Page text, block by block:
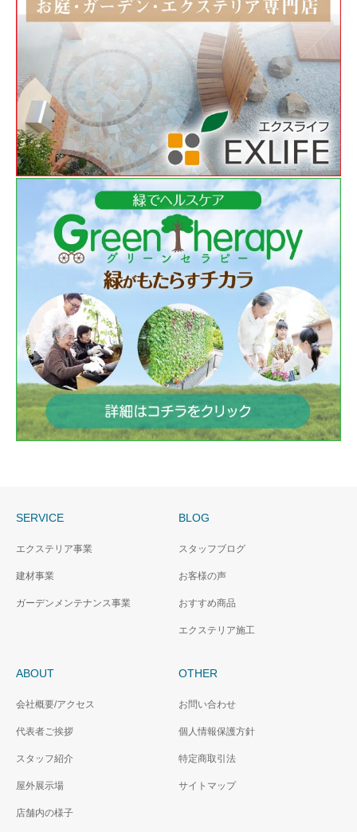
SERVICE
エクステリア事業
建材事業
ガーデンメンテナンス事業
BLOG
スタッフブログ
お客様の声
おすすめ商品
エクステリア施工
ABOUT
会社概要/アクセス
代表者ご挨拶
スタッフ紹介
屋外展示場
店舗内の様子
OTHER
お問い合わせ
個人情報保護方針
特定商取引法
サイトマップ